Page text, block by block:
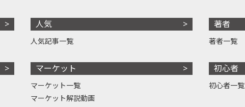
人気
人気記事一覧
マーケット
マーケット一覧
マーケット解説動画
著者
著者一覧
初心者
初心者一覧